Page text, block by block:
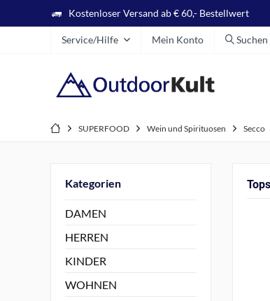
Kostenloser Versand ab € 60,- Bestellwert
Service/Hilfe Mein Konto Suchen
SUPERFOOD Wein und Spirituosen Secco
Kategorien
DAMEN
HERREN
KINDER
WOHNEN